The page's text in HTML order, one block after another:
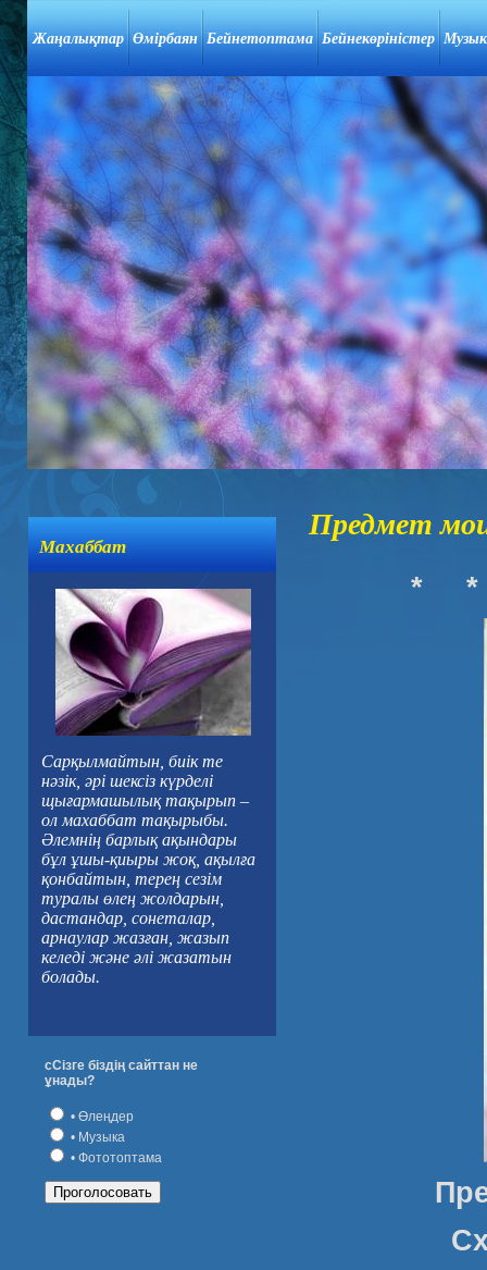
Жаңалықтар Өмірбаян Бейнетоптама Бейнекөріністер
Махаббат
Сарқылмайтын, биік те
нәзік, әрі шексіз күрделі
щығармашылық тақырып –
ол махаббат тақырыбы.
Әлемнің барлық ақындары
бұл ұшы-қиыры жоқ, ақылға
қонбайтын, терең сезім
туралы өлең жолдарын,
дастандар, сонеталар,
арнаулар жазған, жазып
келеді және әлі жазатын
болады.
сСізге біздің сайттан не
ұнады?
• Өлеңдер
• Музыка
• Фототоптама
Предмет
* *